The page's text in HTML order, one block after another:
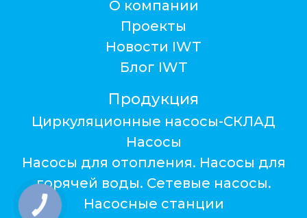
О компании
Проекты
Новости IWT
Блог IWT
Продукция
Циркуляционные насосы-СКЛАД
Насосы
Насосы для отопления. Насосы для
горячей воды. Сетевые насосы.
Насосные станции
КНОПКА
ЗВ'ЯЗКУ